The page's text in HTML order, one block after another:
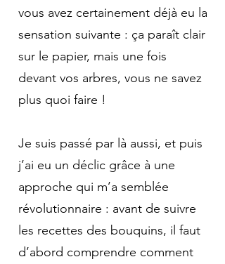
vous avez certainement déjà eu la
sensation suivante : ça paraît clair
sur le papier, mais une fois
devant vos arbres, vous ne savez
plus quoi faire !
Je suis passé par là aussi, et puis
j’ai eu un déclic grâce à une
approche qui m’a semblée
révolutionnaire : avant de suivre
les recettes des bouquins, il faut
d’abord comprendre comment